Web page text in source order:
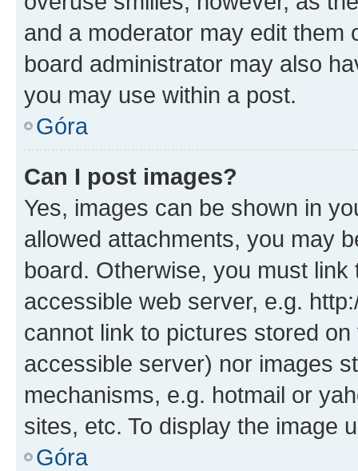
and a moderator may edit them
board administrator may also
you may use within a post.
Góra
Can I post images?
Yes, images can be shown in
allowed attachments, you may
board. Otherwise, you must
accessible web server, e.g.
cannot link to pictures stored
accessible server) nor images
mechanisms, e.g. hotmail or
sites, etc. To display the image
Góra